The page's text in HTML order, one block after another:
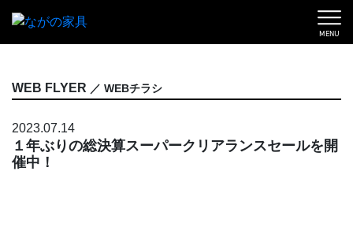
MENU
WEB FLYER ／ WEBチラシ
2023.07.14
１年ぶりの総決算スーパークリアランスセールを開
催中！